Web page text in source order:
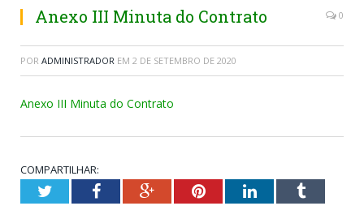
Anexo III Minuta do Contrato 0
POR ADMINISTRADOR EM 2 DE SETEMBRO DE 2020
Anexo III Minuta do Contrato
COMPARTILHAR:
TwitterFacebookGoogle+PinterestLinkedInTumblr